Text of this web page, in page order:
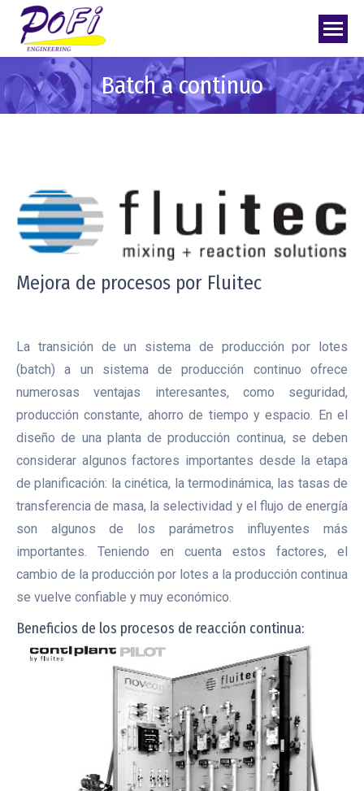
Batch a continuo
Mejora de procesos por Fluitec
La transición de un sistema de producción por lotes
(batch) a un sistema de producción continuo ofrece
numerosas ventajas interesantes, como seguridad,
producción constante, ahorro de tiempo y espacio. En el
diseño de una planta de producción continua, se deben
considerar algunos factores importantes desde la etapa
de planificación: la cinética, la termodinámica, las tasas de
transferencia de masa, la selectividad y el flujo de energía
son algunos de los parámetros influyentes más
importantes. Teniendo en cuenta estos factores, el
cambio de la producción por lotes a la producción continua
se vuelve confiable y muy económico.
Beneficios de los procesos de reacción continua: